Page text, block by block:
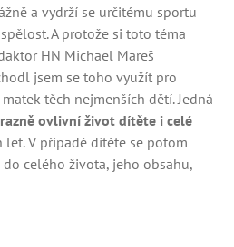
a vydrží se určitému sportu
A protože si toto téma
HN Michael Mareš
jsem se toho využít pro
těch nejmenších dětí. Jedná
ovlivní život dítěte i celé
V případě dítěte se potom
celého života, jeho obsahu,